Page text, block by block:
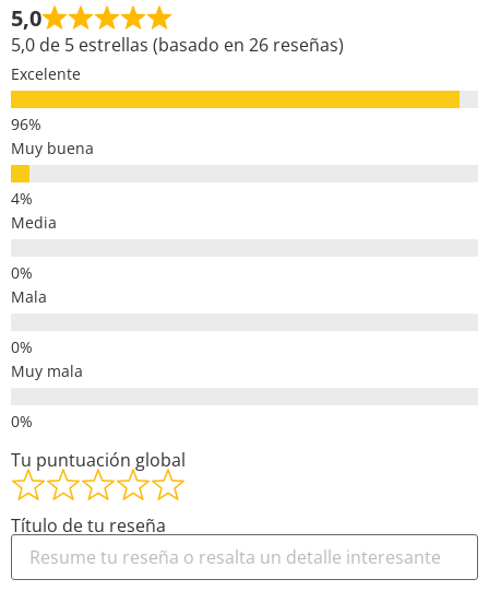
5,0
5,0 de 5 estrellas (basado en 26 reseñas)
Excelente
Muy buena
Media
Mala
Muy mala
Tu puntuación global
Título de tu reseña